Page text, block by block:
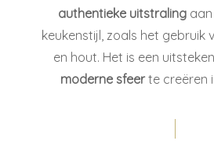
authentieke uitstraling
keukenstijl, zoals het gebruik
en hout. Het is een
moderne sfeerte creëren